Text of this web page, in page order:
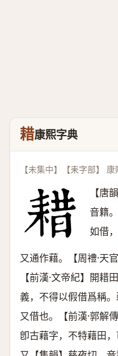
耤康熙字典
【未集中】【耒字部】
【唐
音籍
如借
又通作藉。【周禮·天
【前漢·文帝紀】開
義，不得以假借爲稱。
又借也。【前漢·郭解
卽古藉字，不特藉田，